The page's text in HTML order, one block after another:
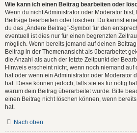
Wie kann ich einen Beitrag bearbeiten oder
Wenn du nicht Administrator oder Moderator
Beiträge bearbeiten oder löschen. Du kannst
du das „Ändere Beitrag“-Symbol für den
eventuell ist dies nur für einen begrenzten
möglich. Wenn bereits jemand auf deinen
Beitrag in der Themenansicht als überarbeitet
die Anzahl als auch der letzte Zeitpunkt der
Hinweis erscheint nicht, wenn noch niemand auf
hat oder wenn ein Administrator oder Moderator
hat. Diese können jedoch, falls sie es für nötig
warum dein Beitrag überarbeitet wurde. Bitte
einen Beitrag nicht löschen können, wenn
hat.
Nach oben